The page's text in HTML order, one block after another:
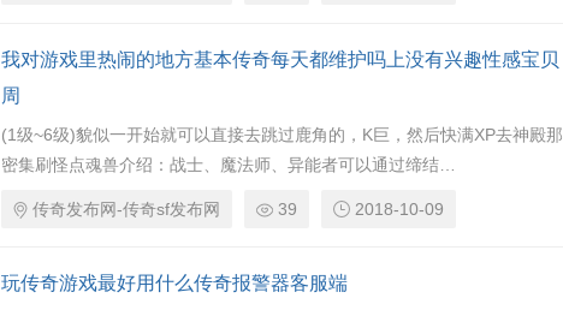
我对游戏里热闹的地方基本传奇每天都维护吗上没有兴趣性感宝贝
周
(1级~6级)貌似一开始就可以直接去跳过鹿角的，K巨，然后快满XP去神殿那
密集刷怪点魂兽介绍：战士、魔法师、异能者可以通过缔结…
传奇发布网-传奇sf发布网 39 2018-10-09
玩传奇游戏最好用什么传奇报警器客服端